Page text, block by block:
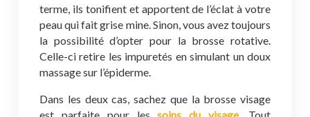
terme, ils tonifient et apportent de l’éclat à votre
peau qui fait grise mine. Sinon, vous avez toujours
la possibilité d’opter pour la brosse rotative.
Celle-ci retire les impuretés en simulant un doux
massage sur l’épiderme.
Dans les deux cas, sachez que la brosse visage